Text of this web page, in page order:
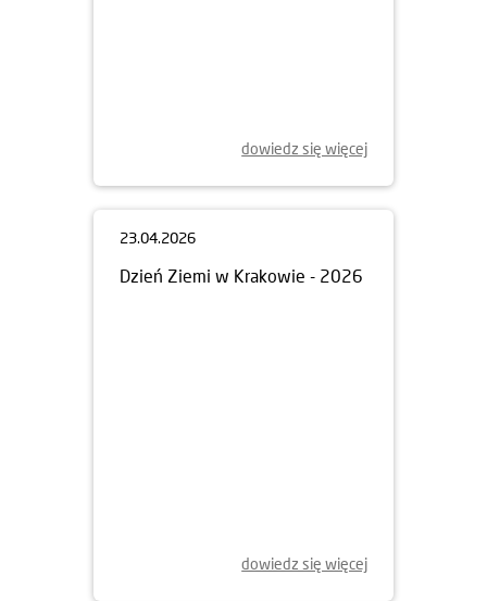
dowiedz się więcej
23.04.2026
Dzień Ziemi w Krakowie - 2026
dowiedz się więcej